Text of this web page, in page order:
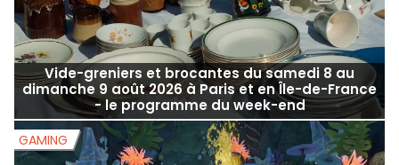
Vide-greniers et brocantes du samedi 8 au
dimanche 9 août 2026 à Paris et en Île-de-France
- le programme du week-end
GAMING